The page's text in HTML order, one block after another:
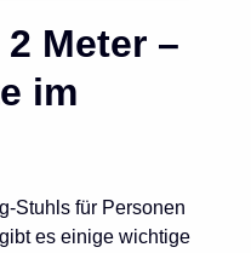
Meter –
im
Stuhls für Personen
es einige wichtige